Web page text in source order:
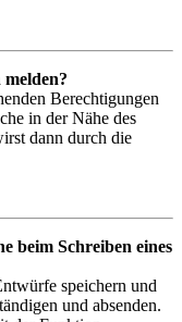
Berechtigungen
in der Nähe des
dann durch die
beim Schreiben eines
speichern und
und absenden.